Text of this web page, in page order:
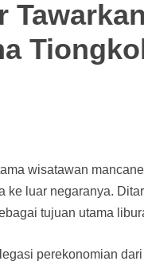
wisatawan
ke luar negaranya.
tujuan utama
perekonomian